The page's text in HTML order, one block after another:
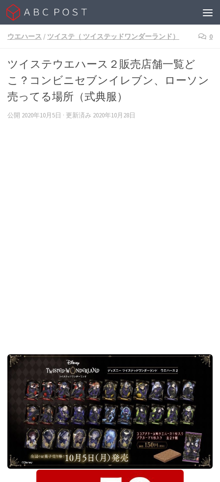
Skip to content
ウエハース / ツイステ（ ツイステッドワンダーランド） 0
ツイステウエハース２販売店舗一覧ど
こ？コンビニセブンイレブン、ローソン
売ってる場所（式典服）
公開 2020年10月5日 · 更新済み 2020年10月28日